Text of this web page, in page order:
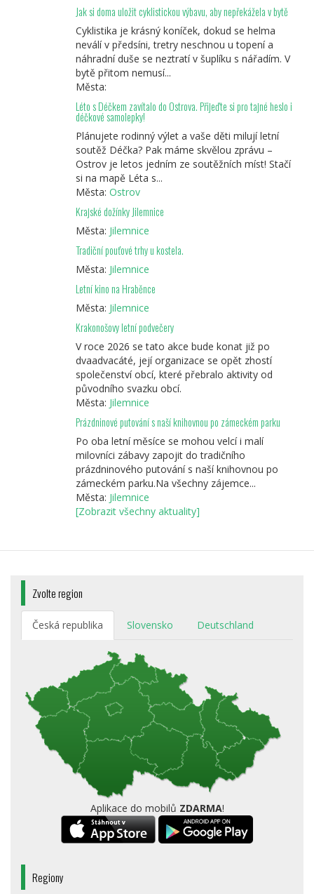
Jak si doma uložit cyklistickou výbavu, aby nepřekážela v bytě
Cyklistika je krásný koníček, dokud se helma
neválí v předsíni, tretry neschnou u topení a
náhradní duše se neztratí v šuplíku s nářadím. V
bytě přitom nemusí...
Města:
Léto s Déčkem zavítalo do Ostrova. Přijeďte si pro tajné heslo i
déčkové samolepky!
Plánujete rodinný výlet a vaše děti milují letní
soutěž Déčka? Pak máme skvělou zprávu –
Ostrov je letos jedním ze soutěžních míst! Stačí
si na mapě Léta s...
Města: Ostrov
Krajské dožínky Jilemnice
Města: Jilemnice
Tradiční pouťové trhy u kostela.
Města: Jilemnice
Letní kino na Hraběnce
Města: Jilemnice
Krakonošovy letní podvečery
V roce 2026 se tato akce bude konat již po
dvaadvacáté, její organizace se opět zhostí
společenství obcí, které přebralo aktivity od
původního svazku obcí.
Města: Jilemnice
Prázdninové putování s naší knihovnou po zámeckém parku
Po oba letní měsíce se mohou velcí i malí
milovníci zábavy zapojit do tradičního
prázdninového putování s naší knihovnou po
zámeckém parku.Na všechny zájemce...
Města: Jilemnice
[Zobrazit všechny aktuality]
Zvolte region
Česká republika Slovensko Deutschland
Aplikace do mobilů ZDARMA!
Regiony